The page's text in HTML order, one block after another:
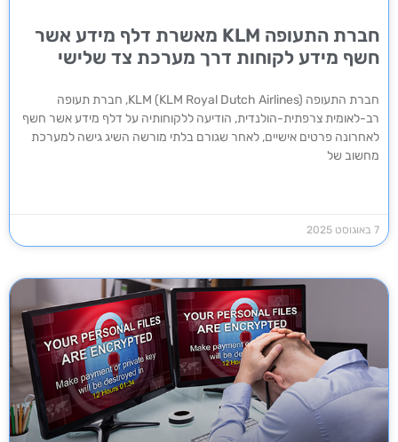
חברת התעופה KLM מאשרת דלף מידע אשר
חשף מידע לקוחות דרך מערכת צד שלישי
חברת התעופה KLM (KLM Royal Dutch Airlines), חברת תעופה
רב-לאומית צרפתית-הולנדית, הודיעה ללקוחותיה על דלף מידע אשר חשף
לאחרונה פרטים אישיים, לאחר שגורם בלתי מורשה השיג גישה למערכת
מחשוב של
7 באוגוסט 2025